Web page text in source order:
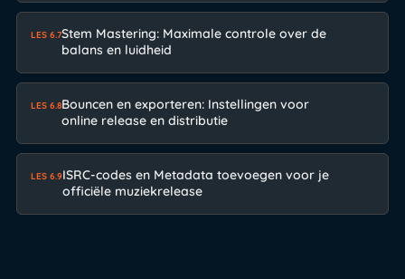
LES 6.7Stem Mastering: Maximale controle over de
balans en luidheid
LES 6.8Bouncen en exporteren: Instellingen voor
online release en distributie
LES 6.9ISRC-codes en Metadata toevoegen voor je
officiële muziekrelease